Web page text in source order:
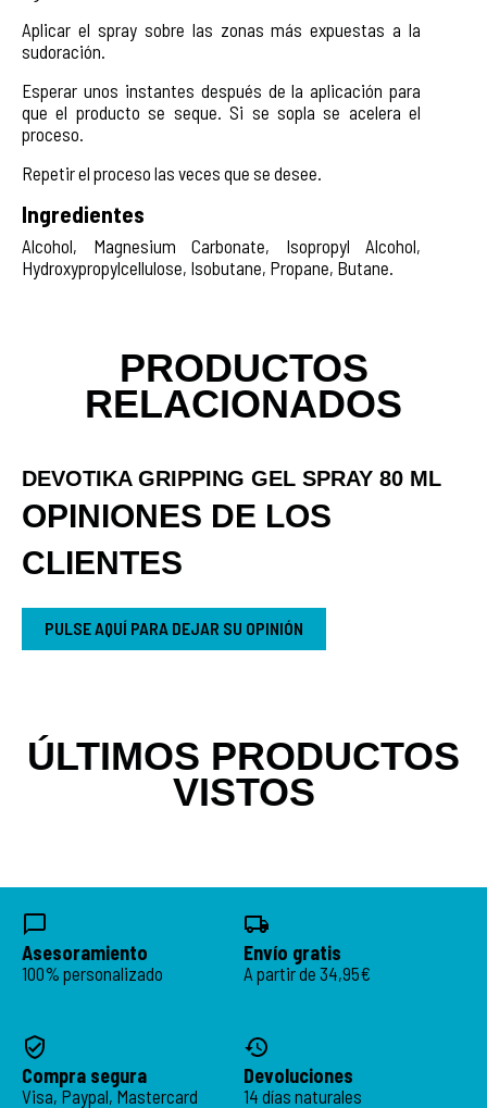
Aplicar el spray sobre las zonas más expuestas a la
sudoración.
Esperar unos instantes después de la aplicación para
que el producto se seque. Si se sopla se acelera el
proceso.
Repetir el proceso las veces que se desee.
Ingredientes
Alcohol, Magnesium Carbonate, Isopropyl Alcohol,
Hydroxypropylcellulose, Isobutane, Propane, Butane.
PRODUCTOS
RELACIONADOS
DEVOTIKA GRIPPING GEL SPRAY 80 ML
OPINIONES DE LOS
CLIENTES
PULSE AQUÍ PARA DEJAR SU OPINIÓN
ÚLTIMOS PRODUCTOS
VISTOS
Asesoramiento
100% personalizado
Envío gratis
A partir de 34,95€
Compra segura
Visa, Paypal, Mastercard
Devoluciones
14 días naturales